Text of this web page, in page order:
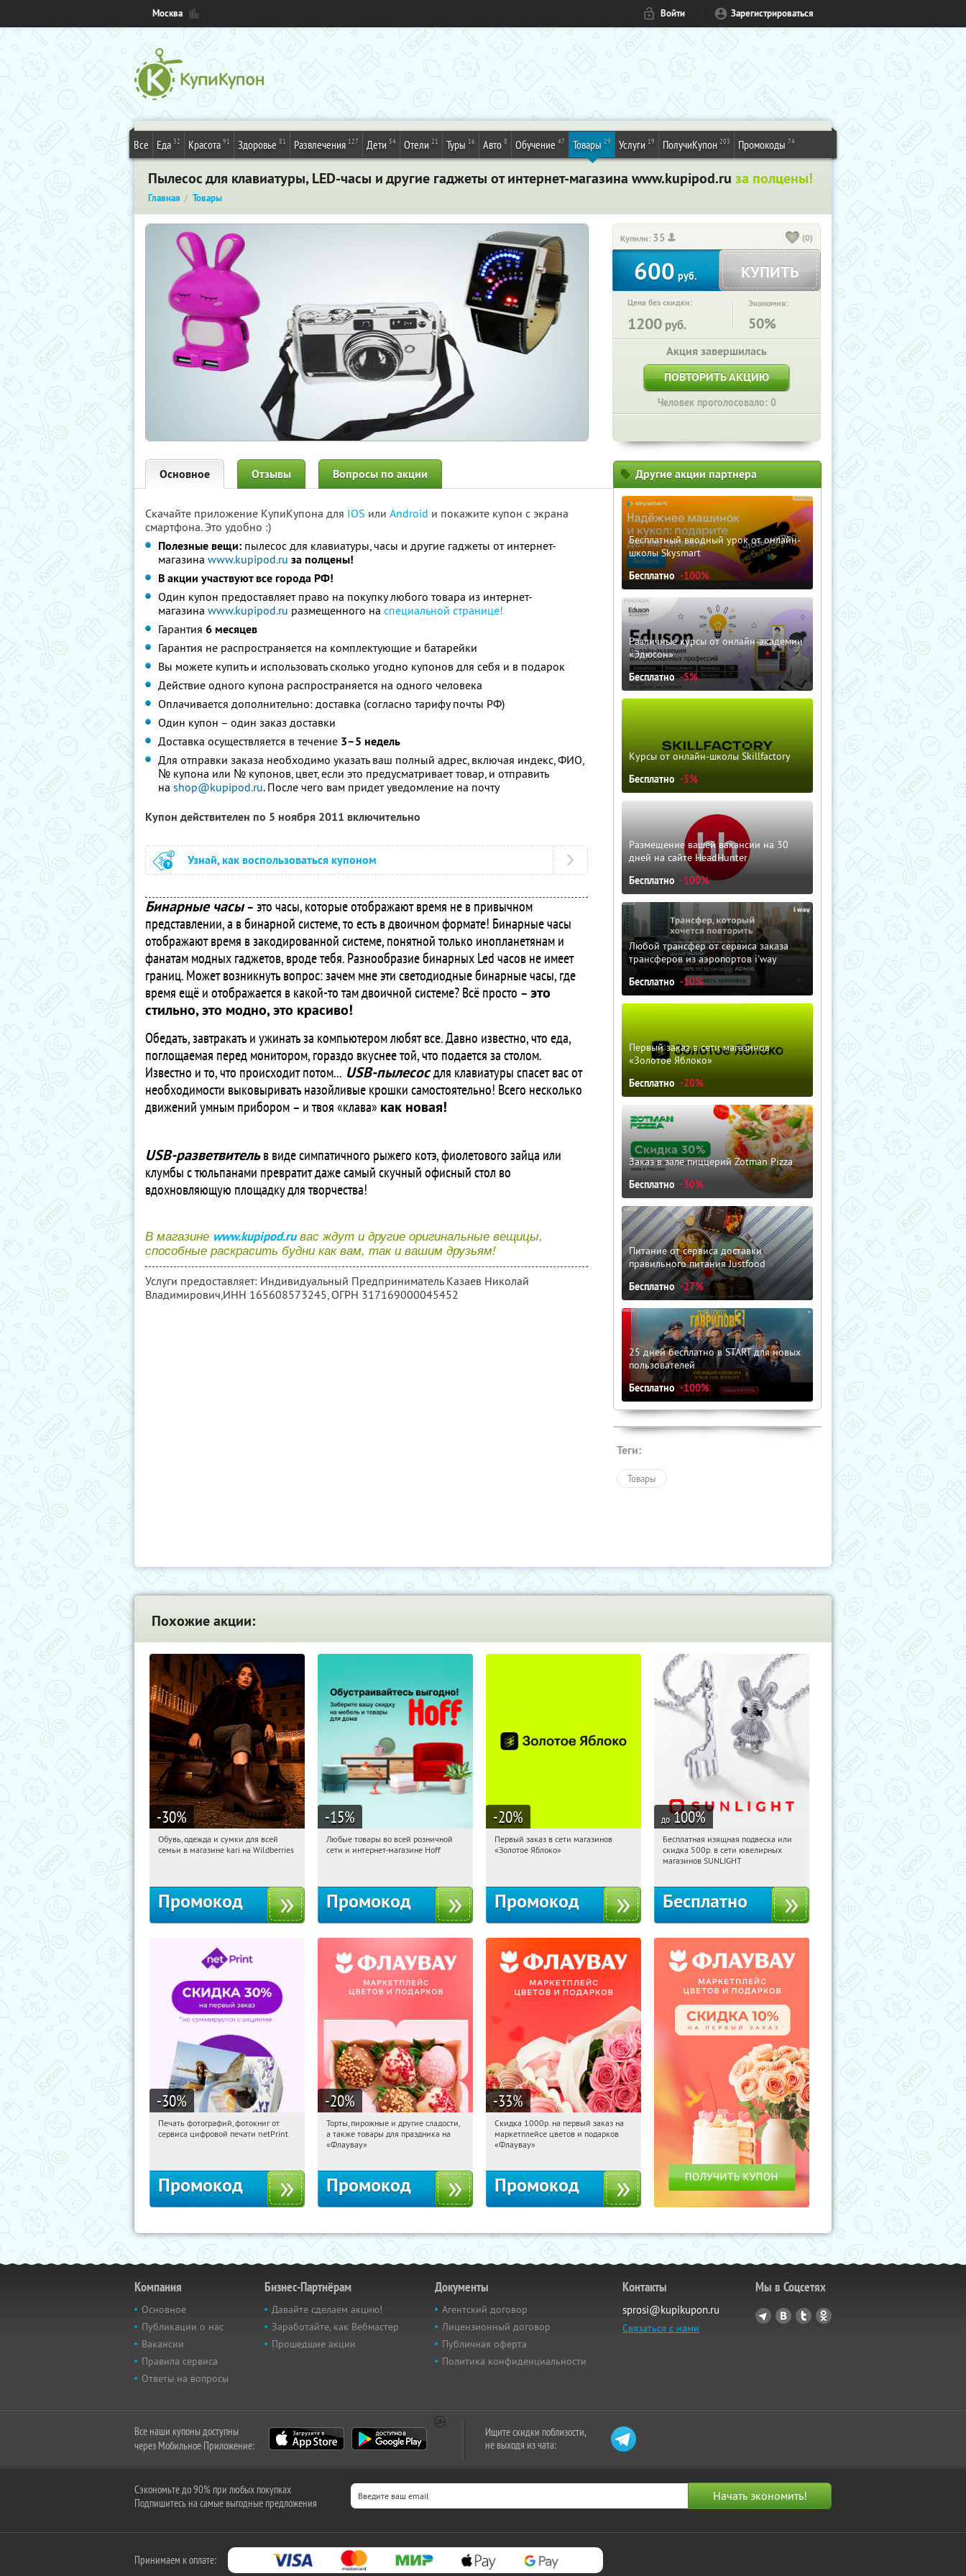
Москва Войти Зарегистрироваться
Все Еда 32 Красота 91 Здоровье 81 Развлечения 127 Дети 54 Отели 21 Туры 16 Авто 8 Обучение 47 Товары 29 Услуги 19 ПолучиКупон 203 Промокоды 74
Пылесос для клавиатуры, LED-часы и другие гаджеты от интернет-магазина www.kupipod.ru за полцены!
Главная Товары
Купили: 35 (0)
600 руб. КУПИТЬ
Цена без скидки:
1200 руб.
Экономия:
50%
Акция завершилась
ПОВТОРИТЬ АКЦИЮ
Человек проголосовало: 0
Основное Отзывы Вопросы по акции
Скачайте приложение КупиКупона для IOS или Android и покажите купон с экрана
смартфона. Это удобно :)
Полезные вещи: пылесос для клавиатуры, часы и другие гаджеты от интернет-
магазина www.kupipod.ru за полцены!
В акции участвуют все города РФ!
Один купон предоставляет право на покупку любого товара из интернет-
магазина www.kupipod.ru размещенного на специальной странице!
Гарантия 6 месяцев
Гарантия не распространяется на комплектующие и батарейки
Вы можете купить и использовать сколько угодно купонов для себя и в подарок
Действие одного купона распространяется на одного человека
Оплачивается дополнительно: доставка (согласно тарифу почты РФ)
Один купон – один заказ доставки
Доставка осуществляется в течение 3–5 недель
Для отправки заказа необходимо указать ваш полный адрес, включая индекс, ФИО,
№ купона или № купонов, цвет, если это предусматривает товар, и отправить
на shop@kupipod.ru. После чего вам придет уведомление на почту
Купон действителен по 5 ноября 2011 включительно
Узнай, как воспользоваться купоном
Бинарные часы– это часы, которые отображают время не в привычном
представлении, а в бинарной системе, то есть в двоичном формате! Бинарные часы
отображают время в закодированной системе, понятной только инопланетянам и
фанатам модных гаджетов, вроде тебя. Разнообразие бинарных Led часов не имеет
границ. Может возникнуть вопрос: зачем мне эти светодиодные бинарные часы, где
время ещё и отображается в какой-то там двоичной системе? Всё просто –это
стильно, это модно, это красиво!
Обедать, завтракать и ужинать за компьютером любят все. Давно известно, что еда,
поглощаемая перед монитором, гораздо вкуснее той, что подается за столом.
Известно и то, что происходит потом... USB-пылесосдля клавиатуры спасет вас от
необходимости выковыривать назойливые крошки самостоятельно! Всего несколько
движений умным прибором – и твоя «клава» как новая!
USB-разветвительв виде симпатичного рыжего котэ, фиолетового зайца или
клумбы с тюльпанами превратит даже самый скучный офисный стол во
вдохновляющую площадку для творчества!
В магазине www.kupipod.ru вас ждут и другие оригинальные вещицы,
способные раскрасить будни как вам, так и вашим друзьям!
Услуги предоставляет: Индивидуальный Предприниматель Казаев Николай
Владимирович,ИНН 165608573245, ОГРН 317169000045452
Другие акции партнера
Бесплатный вводный урок от онлайн-
школы Skysmart
Бесплатно -100%
Различные курсы от онлайн-академии
«Эдюсон»
Бесплатно -5%
Курсы от онлайн-школы Skillfactory
Бесплатно -5%
Размещение вашей вакансии на 30
дней на сайте HeadHunter
Бесплатно -100%
Любой трансфер от сервиса заказа
трансферов из аэропортов i'way
Бесплатно -10%
Первый заказ в сети магазинов
«Золотое Яблоко»
Бесплатно -20%
Заказ в зале пиццерий Zotman Pizza
Бесплатно -30%
Питание от сервиса доставки
правильного питания Justfood
Бесплатно -27%
25 дней бесплатно в START для новых
пользователей
Бесплатно -100%
Теги:
Товары
Похожие акции:
-30%
13:36:26 Получили:
Обувь, одежда и сумки для всей
семьи в магазине kari на Wildberries
Промокод
-15%
13:36:26 Получили:
Любые товары во всей розничной
сети и интернет-магазине Hoff
Промокод
-20%
13:36:26
Получи первым!
Первый заказ в сети магазинов
«Золотое Яблоко»
Промокод
до 100%
13:36:26 Получили:
Россия
Бесплатная изящная подвеска или
скидка 500р. в сети ювелирных
магазинов SUNLIGHT
Бесплатно
-30%
13:36:26 Получили:
Печать фотографий, фотокниг от
сервиса цифровой печати netPrint
Промокод
-20%
13:36:26 Получили:
Россия
Торты, пирожные и другие сладости,
а также товары для праздника на
«Флаувау»
Промокод
-33%
13:36:26 Получили:
Россия
Скидка 1000р. на первый заказ на
маркетплейсе цветов и подарков
«Флаувау»
Промокод
Компания
Основное
Публикации о нас
Вакансии
Правила сервиса
Ответы на вопросы
Бизнес-Партнёрам
Давайте сделаем акцию!
Заработайте, как Вебмастер
Прошедшие акции
Документы
Агентский договор
Лицензионный договор
Публичная оферта
Политика конфиденциальности
Контакты
sprosi@kupikupon.ru
Связаться с нами
Мы в Соцсетях
Все наши купоны доступны
через Мобильное Приложение:
Ищите скидки поблизости,
не выходя из чата:
Сэкономьте до 90% при любых покупках
Подпишитесь на самые выгодные предложения
Принимаем к оплате: